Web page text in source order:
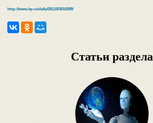
http://www.kp.ru/daily/26115/3010298/
Статьи раздела